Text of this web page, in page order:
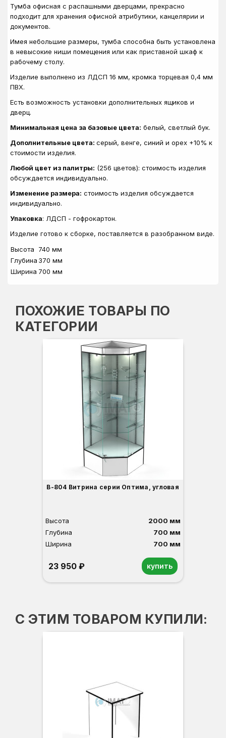
Тумба офисная с распашными дверцами, прекрасно
подходит для хранения офисной атрибутики, канцелярии и
документов.
Имея небольшие размеры, тумба способна быть установлена
в невысокие ниши помещения или как приставной шкаф к
рабочему столу.
Изделие выполнено из ЛДСП 16 мм, кромка торцевая 0,4 мм
ПВХ.
Есть возможность установки дополнительных ящиков и
дверц.
Минимальная цена за базовые цвета: белый, светлый бук.
Дополнительные цвета: серый, венге, синий и орех +10% к
стоимости изделия.
Любой цвет из палитры: (256 цветов): стоимость изделия
обсуждается индивидуально.
Изменение размера: стоимость изделия обсуждается
индивидуально.
Упаковка: ЛДСП - гофрокартон.
Изделие готово к сборке, поставляется в разобранном виде.
Высота
740 мм
Глубина 370 мм
Ширина 700 мм
ПОХОЖИЕ ТОВАРЫ ПО
КАТЕГОРИИ
В-804 Витрина серии Оптима, угловая
Высота
2000 мм
Глубина
700 мм
Ширина
700 мм
23 950 ₽ купить
С ЭТИМ ТОВАРОМ КУПИЛИ: